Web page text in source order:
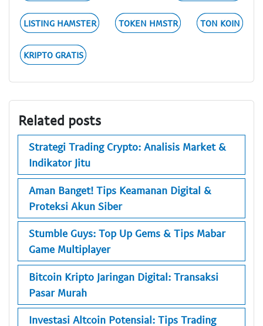
LISTING HAMSTER TOKEN HMSTR TON KOIN
KRIPTO GRATIS
Related posts
Strategi Trading Crypto: Analisis Market &
Indikator Jitu
Aman Banget! Tips Keamanan Digital &
Proteksi Akun Siber
Stumble Guys: Top Up Gems & Tips Mabar
Game Multiplayer
Bitcoin Kripto Jaringan Digital: Transaksi
Pasar Murah
Investasi Altcoin Potensial: Tips Trading